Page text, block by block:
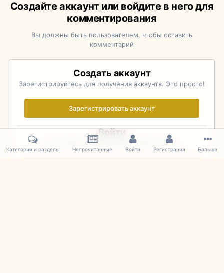
Создайте аккаунт или войдите в него для
комментирования
Вы должны быть пользователем, чтобы оставить
комментарий
Создать аккаунт
Зарегистрируйтесь для получения аккаунта. Это просто!
Зарегистрировать аккаунт
Войти
Уже зарегистрированы? Войдите здесь.
Категории и разделы Непрочитанные Войти Регистрация Больше